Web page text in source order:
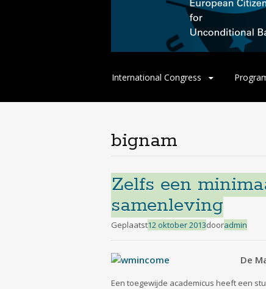
Spring
de
International Congress
bignam
Zelfs een
samenleving
Geplaatst12 oktober 2013dooradmin
De
Een toegewijde academicus heeft een